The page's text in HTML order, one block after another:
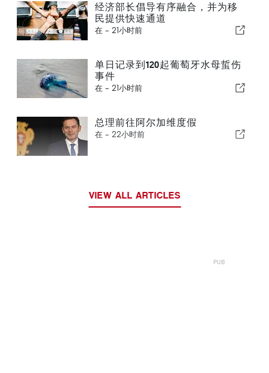
经济部长倡导有序融合，并为移
民提供快速通道
在 - 21小时前
单日记录到120起葡萄牙水母蜇伤
事件
在 - 21小时前
总理前往阿尔加维度假
在 - 22小时前
VIEW ALL ARTICLES